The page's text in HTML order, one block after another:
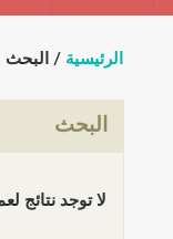
الرئيسية / البحث
البحث
لا توجد نتائج